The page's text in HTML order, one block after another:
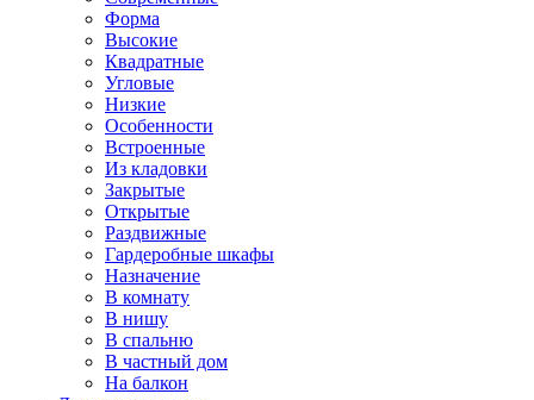
Форма
Высокие
Квадратные
Угловые
Низкие
Особенности
Встроенные
Из кладовки
Закрытые
Открытые
Раздвижные
Гардеробные шкафы
Назначение
В комнату
В нишу
В спальню
В частный дом
На балкон